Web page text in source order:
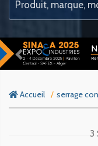
Previous
Accueil serrage
3